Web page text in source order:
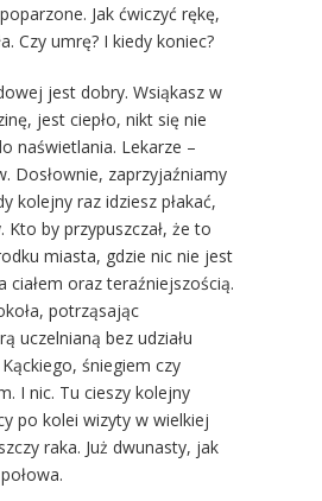
Jak ćwiczyć rękę,
Czy umrę? I kiedy koniec?
jest dobry. Wsiąkasz w
jest ciepło, nikt się nie
naświetlania. Lekarze –
Dosłownie, zaprzyjaźniamy
kolejny raz idziesz płakać,
Kto by przypuszczał, że to
miasta, gdzie nic nie jest
ciałem oraz teraźniejszością.
potrząsając
uczelnianą bez udziału
śniegiem czy
I nic. Tu cieszy kolejny
po kolei wizyty w wielkiej
raka. Już dwunasty, jak